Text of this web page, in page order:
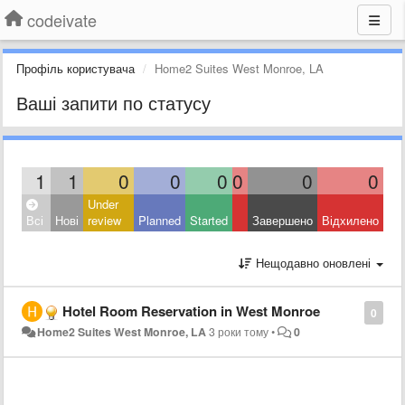
codeivate
Профіль користувача Home2 Suites West Monroe, LA
Ваші запити по статусу
1 1 0 0 0 0 0 0
Всі Нові
Under
review
Planned Started Завершено Відхилено
Нещодавно оновлені
0
Hotel Room Reservation in West Monroe
Home2 Suites West Monroe, LA3 роки тому• 0